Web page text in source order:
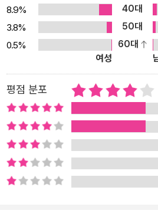
바이센테니얼 비블리오필 : 달동네, 지식
갈망에 대한 의문. 전혜진 작가의 작품에
그리고 이 단편은 그 궁극적인 완성. 인
급된다면 나타나게 될 세계상에 대해서
점점 사라져간다는 북 호더(책을 다량으
도 공감해 보자. (제목은 ‘200년 된 애서가’라는
: 시작부터 실감 나는 치킨과 맥주의 묘
그 짧은 집 앞 골목을 통과해 치맥을 얻
가. 성희롱, 성추행, 죽음까지 이르기도
수없이 당하다 보면, 아무리 선량한 사람도...? 신의 별 : 러
의 끝판왕. 최종보스 같은 이야기다. 이
망가뜨려서 떠나 놓고도, 안드로이드의
8.9%
40대
3.8%
50대
0.5%
60대
여성
평점 분포